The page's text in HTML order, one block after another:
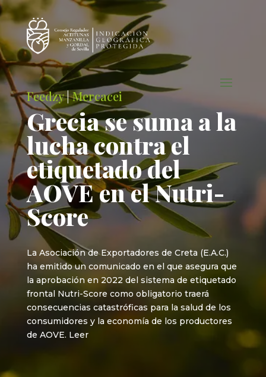
Feedzy|Mercacei
Grecia se suma a la
lucha contra el
etiquetado del
AOVE en el Nutri-
Score
La Asociación de Exportadores de Creta (E.A.C.)
ha emitido un comunicado en el que asegura que
la aprobación en 2022 del sistema de etiquetado
frontal Nutri-Score como obligatorio traerá
consecuencias catastróficas para la salud de los
consumidores y la economía de los productores
de AOVE. Leer